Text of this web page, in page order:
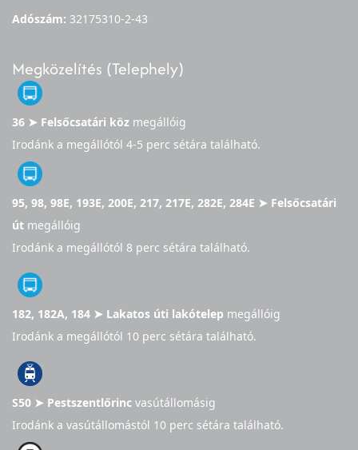
Adószám: 32175310-2-43
Megközelítés (Telephely)
36 ➤ Felsőcsatári köz megállóig
Irodánk a megállótól 4-5 perc sétára található.
95, 98, 98E, 193E, 200E, 217, 217E, 282E, 284E ➤ Felsőcsatári
út megállóig
Irodánk a megállótól 8 perc sétára található.
182, 182A, 184 ➤ Lakatos úti lakótelep megállóig
Irodánk a megállótól 10 perc sétára található.
S50 ➤ Pestszentlőrinc vasútállomásig
Irodánk a vasútállomástól 10 perc sétára található.